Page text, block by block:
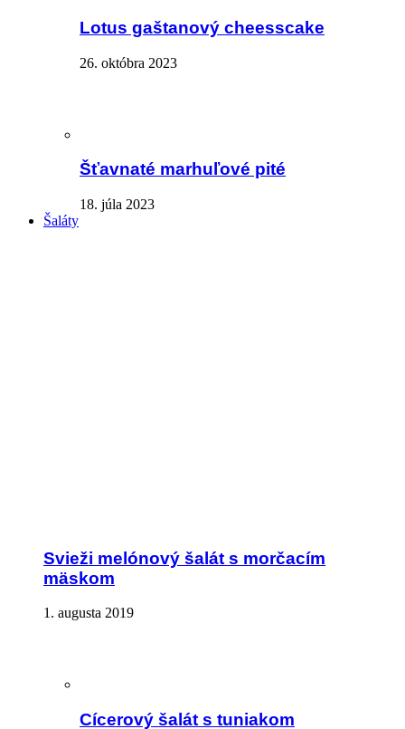
Lotus gaštanový cheesscake
26. októbra 2023
Šťavnaté marhuľové pité
18. júla 2023
Šaláty
Svieži melónový šalát s morčacím
mäskom
1. augusta 2019
Cícerový šalát s tuniakom